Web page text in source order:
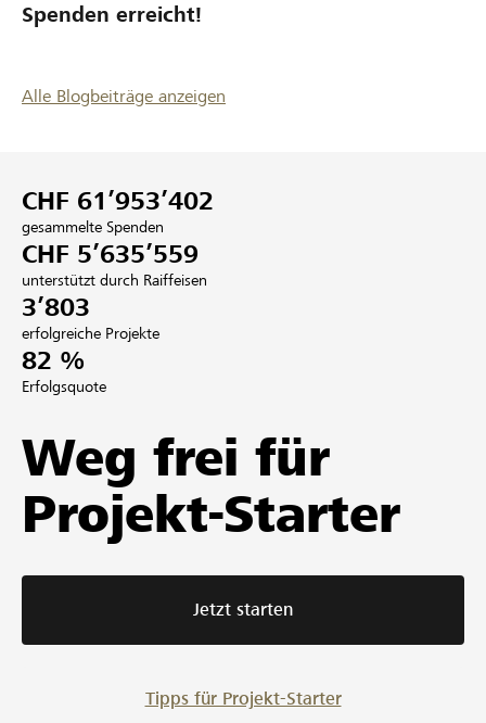
Spenden erreicht!
Alle Blogbeiträge anzeigen
CHF 61’953’402
gesammelte Spenden
CHF 5’635’559
unterstützt durch Raiffeisen
3’803
erfolgreiche Projekte
82 %
Erfolgsquote
Weg frei für
Projekt-Starter
Jetzt starten
Tipps für Projekt-Starter